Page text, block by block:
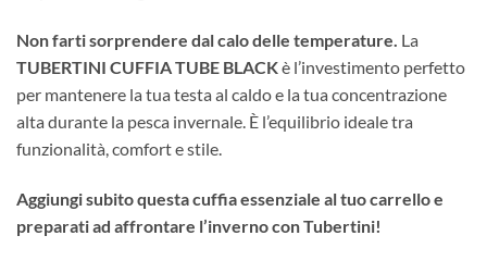
Non farti sorprendere dal calo delle temperature. La
TUBERTINI CUFFIA TUBE BLACKè l’investimento perfetto
per mantenere la tua testa al caldo e la tua concentrazione
alta durante la pesca invernale. È l’equilibrio ideale tra
funzionalità, comfort e stile.
Aggiungi subito questa cuffia essenziale al tuo carrello e
preparati ad affrontare l’inverno con Tubertini!